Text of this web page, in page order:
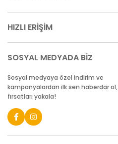
HIZLI ERİŞİM
SOSYAL MEDYADA BİZ
Sosyal medyaya özel indirim ve
kampanyalardan ilk sen haberdar ol,
fırsatları yakala!